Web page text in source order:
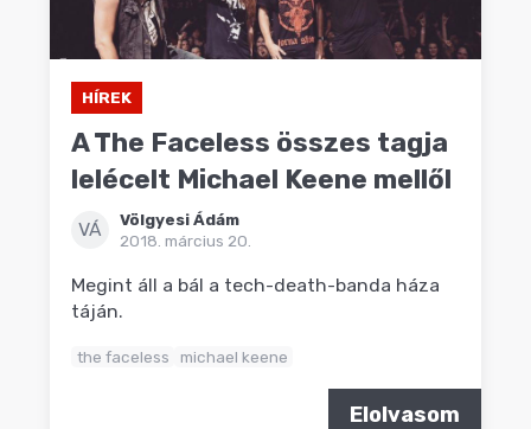
MÁSVILÁG
BLOG
HÍREK
A The Faceless összes tagja
lelécelt Michael Keene mellől
VÁ
Völgyesi Ádám
2018. március 20.
Megint áll a bál a tech-death-banda háza
táján.
the faceless michael keene
Elolvasom